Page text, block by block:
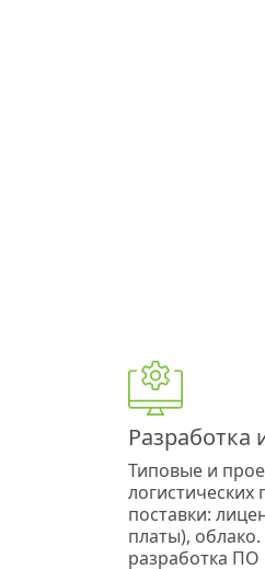
Разработка
Типовые и
логистических
поставки:
платы),
разработка ПО